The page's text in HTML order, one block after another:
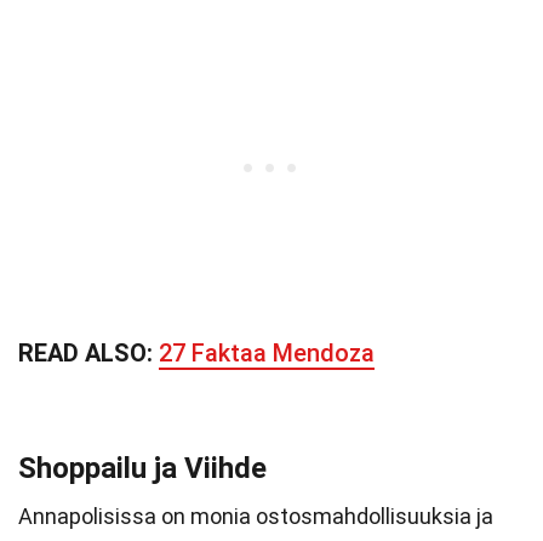
READ ALSO: 27 Faktaa Mendoza
Shoppailu ja Viihde
Annapolisissa on monia ostosmahdollisuuksia ja